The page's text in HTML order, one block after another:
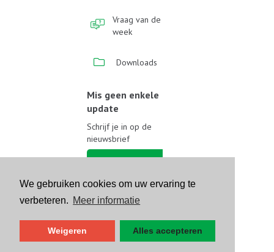
We gebruiken cookies om uw ervaring te
verbeteren. Meer informatie
Weigeren Alles accepteren
Vraag van de
week
Downloads
Mis geen enkele
update
Schrijf je in op de
nieuwsbrief
Volg ons op sociale media